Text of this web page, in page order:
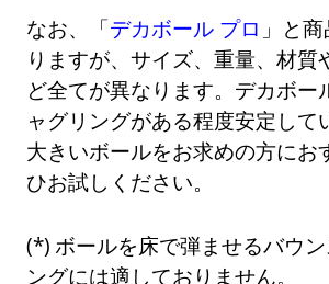
なお、「デカボール プロ 」と
りますが、サイズ、重量、材質
ど全てが異なります。デカボー
ャグリングがある程度安定して
大きいボールをお求めの方にお
ひお試しください。
ボールを床で弾ませるバウ
ングには適しておりません。